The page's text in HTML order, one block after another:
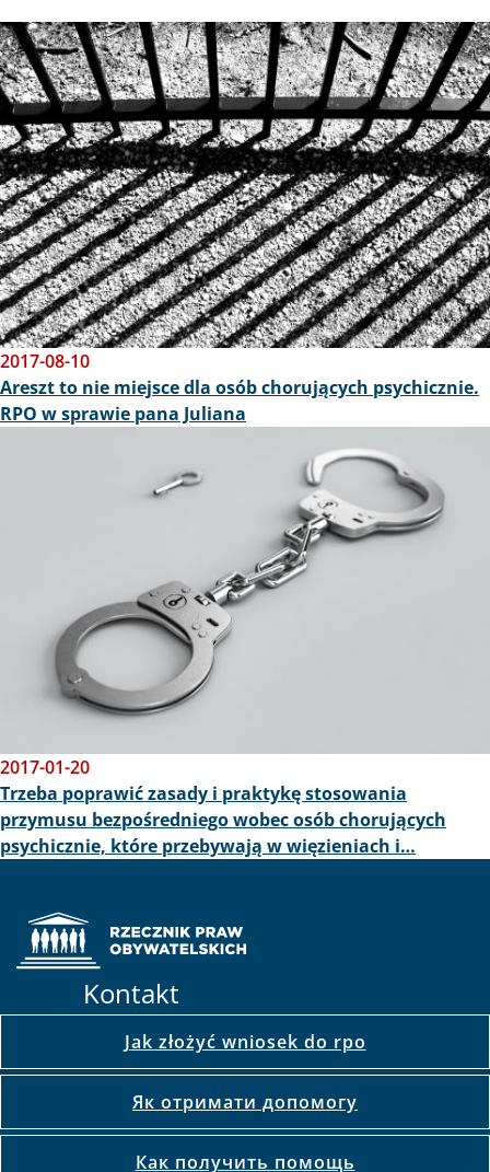
Obraz
2017-08-10
Areszt to nie miejsce dla osób chorujących psychicznie.
RPO w sprawie pana Juliana
2017-01-20
Trzeba poprawić zasady i praktykę stosowania
przymusu bezpośredniego wobec osób chorujących
psychicznie, które przebywają w więzieniach i…
Kontakt
Jak złożyć wniosek do rpo
Як отримати допомогу
Как получить помощь